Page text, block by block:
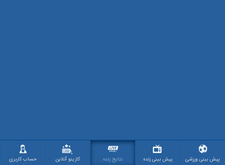
پیش بینی ورزشی پیش بینی زنده نتایج زنده کازینو آنلاین حساب کاربری